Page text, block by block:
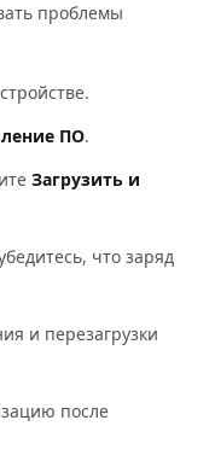
проблемы
ПО.
Загрузить и
что заряд
и перезагрузки
после